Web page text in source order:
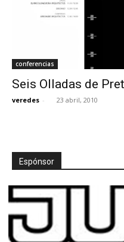
conferencias
Seis Olladas de
veredes - 23 abril, 2010
Espónsor